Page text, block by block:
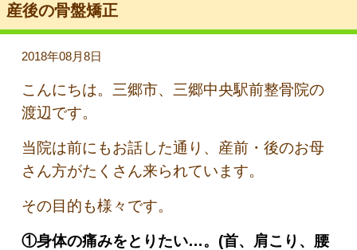
産後の骨盤矯正
2018年08月8日
こんにちは。三郷市、三郷中央駅前整骨院の
渡辺です。
当院は前にもお話した通り、産前・後のお母
さん方がたくさん来られています。
その目的も様々です。
①身体の痛みをとりたい…。(首、肩こり、腰